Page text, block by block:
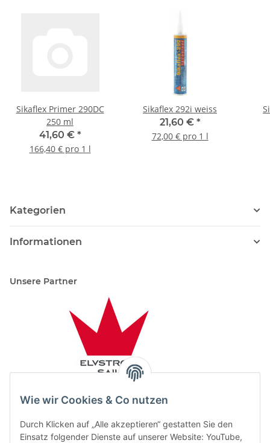
Wie wir Cookies & Co nutzen
Durch Klicken auf „Alle akzeptieren“ gestatten Sie den
Einsatz folgender Dienste auf unserer Website: YouTube,
Sikaflex Primer 290DC
250 ml
41,60 € *
166,40 € pro 1 l
Sikaflex 292i weiss
21,60 € *
72,00 € pro 1 l
Kategorien
Informationen
Unsere Partner